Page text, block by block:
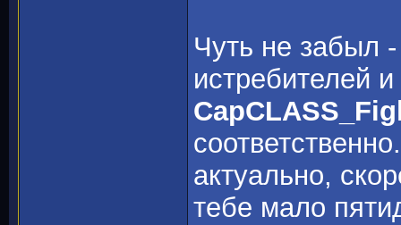
Чуть не забыл
истребителей
актуально,
тебе мало